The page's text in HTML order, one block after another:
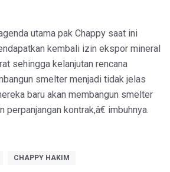
utama pak Chappy saat ini
kembali izin ekspor mineral
sehingga kelanjutan rencana
smelter menjadi tidak jelas
baru akan membangun smelter
kontrak,â€ imbuhnya.
CHAPPY HAKIM